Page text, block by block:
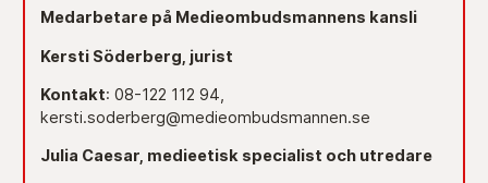
Medarbetare på Medieombudsmannens kansli
Kersti Söderberg, jurist
Kontakt: 08-122 112 94,
kersti.soderberg@medieombudsmannen.se
Julia Caesar, medieetisk specialist och utredare